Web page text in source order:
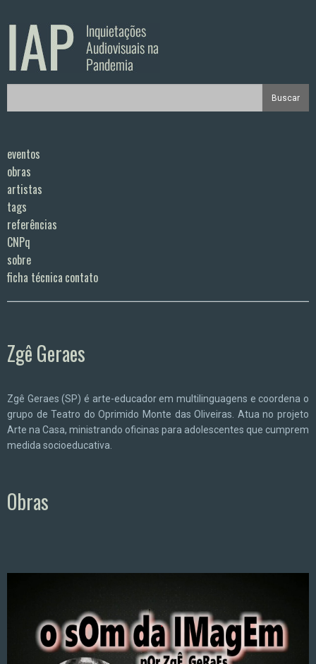
eventos
obras
artistas
tags
referências
CNPq
sobre
ficha técnica contato
Zgê Geraes
Zgê Geraes (SP) é arte-educador em multilinguagens e coordena o
grupo de Teatro do Oprimido Monte das Oliveiras. Atua no projeto
Arte na Casa, ministrando oficinas para adolescentes que cumprem
medida socioeducativa.
Obras